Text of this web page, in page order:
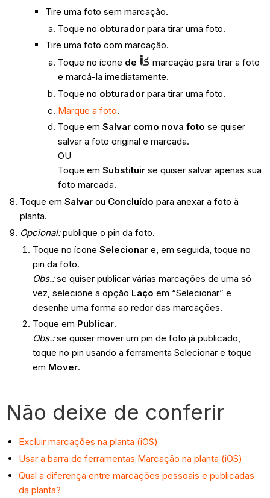
Tire uma foto sem marcação.
Toque no obturadorpara tirar uma foto.
Tire uma foto com marcação.
Toque no ícone de
marcação para tirar a foto
e marcá-la imediatamente.
Toque no obturadorpara tirar uma foto.
Marque a foto.
Toque em Salvar como nova foto se quiser
salvar a foto original e marcada.
OU
Toque em Substituirse quiser salvar apenas sua
foto marcada.
Toque em Salvarou Concluído para anexar a foto à
planta.
Opcional:publique o pin da foto.
Toque no ícone Selecionare, em seguida, toque no
pin da foto.
Obs.:se quiser publicar várias marcações de uma só
vez, selecione a opção Laço em “Selecionar” e
desenhe uma forma ao redor das marcações.
Toque em Publicar.
Obs.: se quiser mover um pin de foto já publicado,
toque no pin usando a ferramenta Selecionar e toque
em Mover.
Não deixe de conferir
Excluir marcações na planta (iOS)
Usar a barra de ferramentas Marcação na planta (iOS)
Qual a diferença entre marcações pessoais e publicadas
da planta?